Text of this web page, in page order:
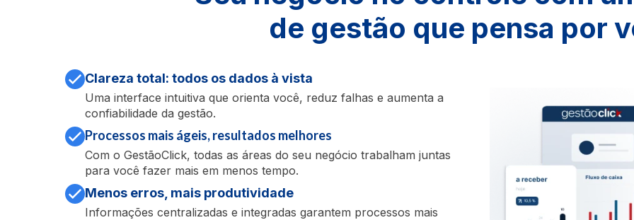
de gestão que pensa por
Clareza total: todos os dados à vista
Uma interface intuitiva que orienta você, reduz falhas e aumenta a
confiabilidade da gestão.
Processos mais ágeis, resultados melhores
Com o GestãoClick, todas as áreas do seu negócio trabalham juntas
para você fazer mais em menos tempo.
Menos erros, mais produtividade
Informações centralizadas e integradas garantem processos mais